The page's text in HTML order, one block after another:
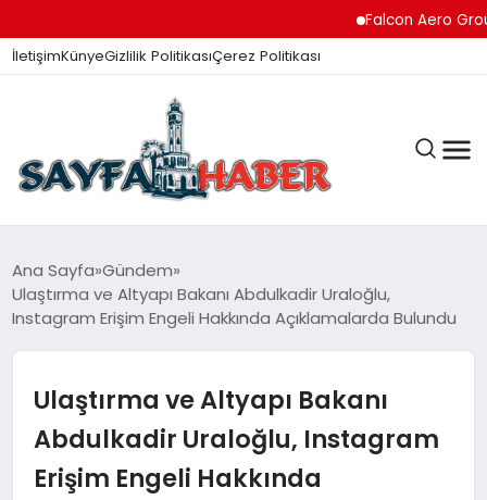
Falcon Aero Group,
İletişimKünyeGizlilik PolitikasıÇerez Politikası
ANA SAYFA
GÜNDEM
İZMIR HABERLERI
Ana Sayfa Gündem
Ulaştırma ve Altyapı Bakanı Abdulkadir Uraloğlu,
Instagram Erişim Engeli Hakkında Açıklamalarda Bulundu
Ulaştırma ve Altyapı Bakanı
Abdulkadir Uraloğlu, Instagram
Erişim Engeli Hakkında